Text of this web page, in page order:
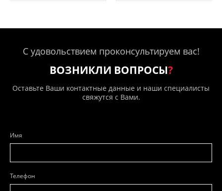
С удовольствием проконсультируем вас!
ВОЗНИКЛИ ВОПРОСЫ?
Оставьте Ваши контактные данные и наши специалисты
свяжутся с Вами.
Имя
Телефон